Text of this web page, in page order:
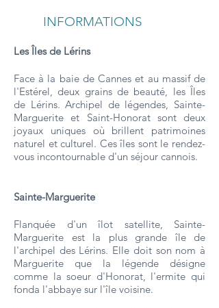
INFORMATIONS
Les Îles de Lérins
Face à la baie de Cannes et au massif de
l'Estérel, deux grains de beauté, les Îles
de Lérins. Archipel de légendes, Sainte-
Marguerite et Saint-Honorat sont deux
joyaux uniques où brillent patrimoines
naturel et culturel. Ces îles sont le rendez-
vous incontournable d'un séjour cannois.
Sainte-Marguerite
Flanquée d'un îlot satellite, Sainte-
Marguerite est la plus grande île de
l'archipel des Lérins. Elle doit son nom à
Marguerite que la légende désigne
comme la soeur d'Honorat, l'ermite qui
fonda l'abbaye sur l'île voisine.